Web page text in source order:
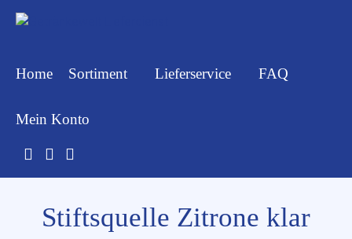
Home Sortiment Lieferservice FAQ
Mein Konto
Stiftsquelle Zitrone klar